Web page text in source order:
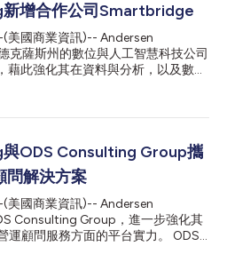
增合作公司Smartbridge
美國商業資訊)-- Andersen
克薩斯州的數位與人工智慧科技公司
此強化其在資料與分析，以及數位
化。公司客戶涵蓋石油與天然氣、醫
與頂尖技術供應商的策略性合作，
並加速實現商業成果。 「當今企
轉型，並尋求將創新轉化為可量化
執行長Sri Raju表示，「我
現代化，並建立向其客戶提供卓越體
需的能力。透過與Andersen
深化了自身能力，使Smartbridge能
ODS Consulting Group攜
問解決方案
美國商業資訊)-- Andersen
Consulting Group，進一步強化其
運顧問服務方面的平台實力。 ODS